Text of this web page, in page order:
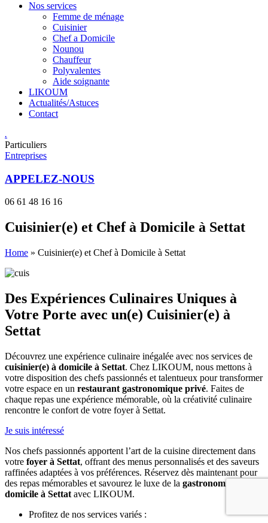
Nos services
Femme de ménage
Cuisinier
Chef a Domicile
Nounou
Chauffeur
Polyvalentes
Aide soignante
LIKOUM
Actualités/Astuces
Contact
.
Particuliers
Entreprises
APPELEZ-NOUS
06 61 48 16 16
Cuisinier(e) et Chef à Domicile à Settat
Home » Cuisinier(e) et Chef à Domicile à Settat
Des Expériences Culinaires Uniques à
Votre Porte avec un(e) Cuisinier(e) à
Settat
Découvrez une expérience culinaire inégalée avec nos services de
cuisinier(e) à domicile à Settat. Chez LIKOUM, nous mettons à
votre disposition des chefs passionnés et talentueux pour transformer
votre espace en un restaurant gastronomique privé. Faites de
chaque repas une expérience mémorable, où la créativité culinaire
rencontre le confort de votre foyer à Settat.
Je suis intéressé
Nos chefs passionnés apportent l’art de la cuisine directement dans
votre foyer à Settat, offrant des menus personnalisés et des saveurs
raffinées adaptées à vos préférences. Réservez dès maintenant pour
des repas mémorables et savourez le luxe de la gastronomie à
domicile à Settat avec LIKOUM.
Profitez de nos services variés :